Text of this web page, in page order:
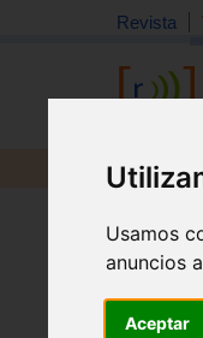
Usamos
anuncios
Aceptar
Revista
Revista